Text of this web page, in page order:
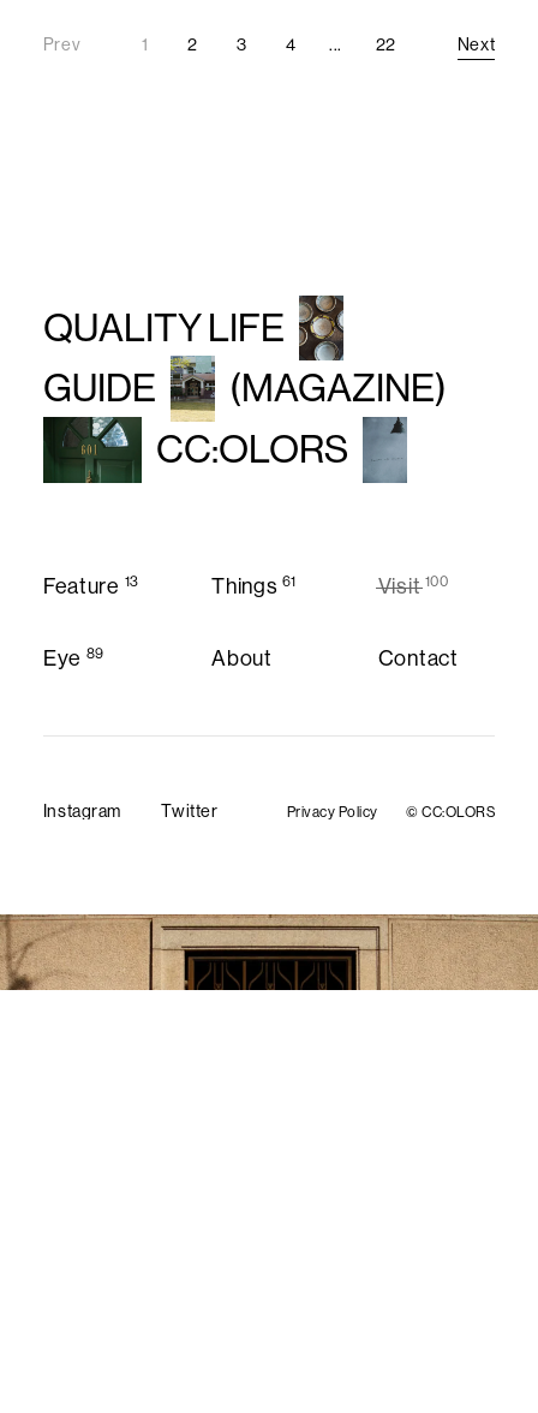
1 2 3 4 ... 22
Prev
Next
Next
QUALITY LIFE
GUIDE
(MAGAZINE)
CC:OLORS
Feature 13
Things 61
Visit 100
Eye 89
About
Contact
Instagram
Twitter
Privacy Policy © CC:OLORS